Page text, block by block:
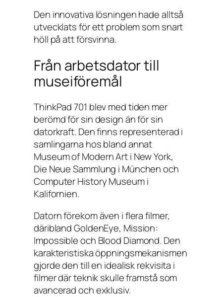
Den innovativa lösningen hade alltså
utvecklats för ett problem som snart
höll på att försvinna.
Från arbetsdator till
museiföremål
ThinkPad 701 blev med tiden mer
berömd för sin design än för sin
datorkraft. Den finns representerad i
samlingarna hos bland annat
Museum of Modern Art i New York,
Die Neue Sammlung i München och
Computer History Museum i
Kalifornien.
Datorn förekom även i flera filmer,
däriblandGoldenEye, Mission:
Impossibleoch Blood Diamond. Den
karakteristiska öppningsmekanismen
gjorde den till en idealisk rekvisita i
filmer där teknik skulle framstå som
avancerad och exklusiv.